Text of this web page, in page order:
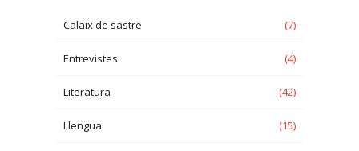
Calaix de sastre (7)
Entrevistes (4)
Literatura (42)
Llengua (15)